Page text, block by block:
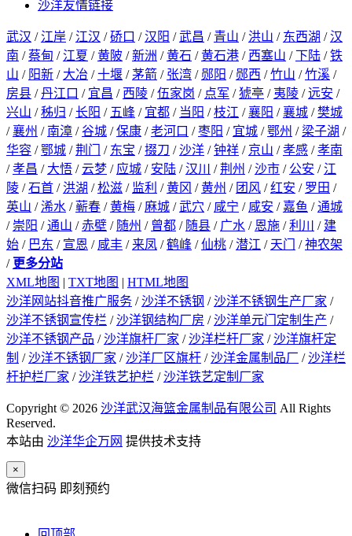
沙洋友情链接
武汉 / 江岸 / 江汉 /硚口 /汉阳 /武昌 / 青山 / 洪山 / 东西湖 /汉
南 /蔡甸 / 江夏 /黄陂 /新洲 /黄石 /黄石港 / 西塞山 /下陆 /铁
山 / 阳新 / 大冶 /十堰 /茅箭 / 张湾 / 郧阳 / 郧西 /竹山 /竹溪 /
房县 /丹江口 / 宜昌 / 西陵 /伍家岗 / 点军 /猇亭 / 夷陵 /远安 /
兴山 /秭归 /长阳 / 五峰 / 宜都 / 当阳 /枝江 /襄阳 /襄城 /樊城
/襄州 / 南漳 /谷城 /保康 /老河口 /枣阳 / 宜城 /鄂州 / 梁子湖 /
华容 /鄂城 /荆门 / 东宝 /掇刀 /沙洋 /钟祥 / 京山 /孝感 /孝南
/孝昌 / 大悟 /云梦 / 应城 / 安陆 /汉川 /荆州 /沙市 / 公安 / 江
陵 /石首 / 洪湖 /松滋 / 监利 /黄冈 /黄州 / 团风 /红安 / 罗田 /
英山 /浠水 /蕲春 /黄梅 / 麻城 /武穴 / 咸宁 / 咸安 / 嘉鱼 /通城
/ 崇阳 /通山 /赤壁 / 随州 / 曾都 / 随县 / 广水 / 恩施 /利川 / 建
始 / 巴东 / 宣恩 / 咸丰 / 来凤 /鹤峰 /仙桃 /潜江 / 天门 /神农架
/ 更多分站
XML地图 | TXT地图 | HTML地图
沙洋网站抖音推广服务 /沙洋不锈钢 /沙洋不锈钢生产厂家 /
沙洋不锈钢宣传栏 /沙洋钢结构厂房 /沙洋单元门定制生产 /
沙洋不锈钢产品 /沙洋旗杆厂家 /沙洋栏杆厂家 /沙洋旗杆定
制 /沙洋不锈钢厂家 /沙洋厂区旗杆 /沙洋金属制品厂 /沙洋栏
杆护栏厂家 /沙洋铁艺护栏 /沙洋铁艺定制厂家
Copyright © 2026 沙洋武汉海篮金属制品有限公司 All Rights
Reserved.
本站由 沙洋华企万网 提供技术支持
×
微信扫码 即刻预约